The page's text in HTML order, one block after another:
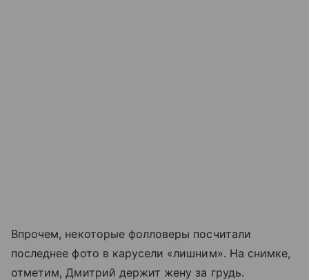
Впрочем, некоторые фолловеры посчитали
последнее фото в карусели «лишним». На снимке,
отметим, Дмитрий держит жену за грудь.